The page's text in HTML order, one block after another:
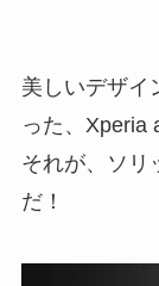
美しいデザイ
った、Xperia
それが、ソリ
だ！